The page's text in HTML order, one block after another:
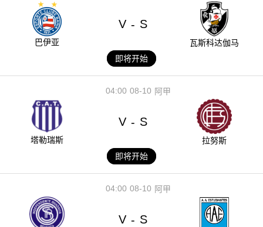
巴伊亚
V - S
瓦斯科达伽马
即将开始
08-10
04:00 阿甲
塔勒瑞斯
V - S
拉努斯
即将开始
08-10
04:00 阿甲
V - S